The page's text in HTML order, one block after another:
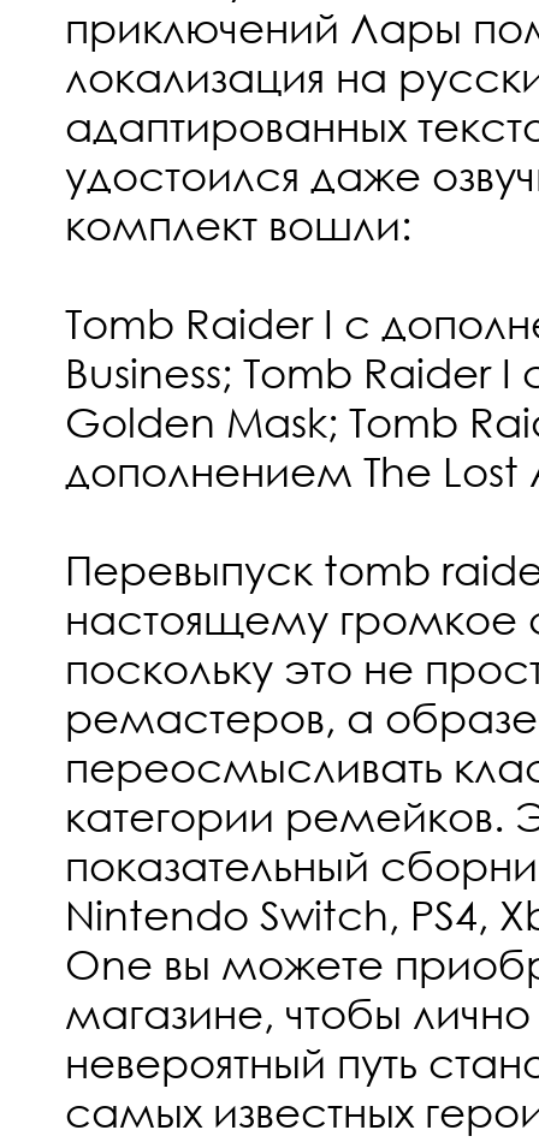
приключений Лары
локализация на
адаптированных
удостоился даже
комплект вошли:
Tomb Raider I с
Business; Tomb Raider
Golden Mask; Tomb
дополнением The Lost
Перевыпуск tomb
настоящему громкое
поскольку это не
ремастеров, а
переосмысливать
категории ремейков.
показательный
Nintendo Switch, PS4,
One вы можете
магазине, чтобы лично
невероятный путь
самых известных